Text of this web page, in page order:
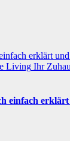
erklärt
Living Ihr
einfach